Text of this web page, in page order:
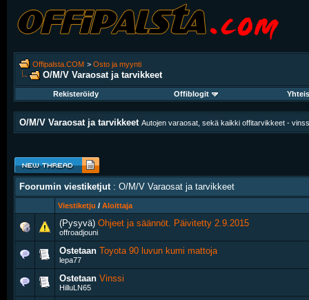
Offipalsta.COM > Osto ja myynti
O/M/V Varaosat ja tarvikkeet
Rekisteröidy Offiblogit
O/M/V Varaosat ja tarvikkeet Autojen varaosat, sekä kaikki offitarvikkeet -
Foorumin viestiketjut: O/M/V Varaosat ja tarvikkeet
Viestiketju / Aloittaja
(Pysyvä) Ohjeet ja säännöt. Päivitetty 2.9.2015
offroadjouni
Ostetaan Toyota 90 luvun kumi mattoja
lepa77
Ostetaan Vinssi
HilluLN65